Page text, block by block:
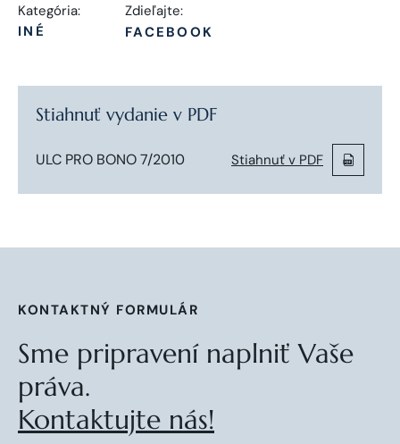
Kategória:
INÉ
Zdieľajte:
FACEBOOK
Stiahnuť vydanie v PDF
ULC PRO BONO 7/2010 Stiahnuť v PDF
KONTAKTNÝ FORMULÁR
Sme pripravení naplniť Vaše
práva.
Kontaktujte nás!